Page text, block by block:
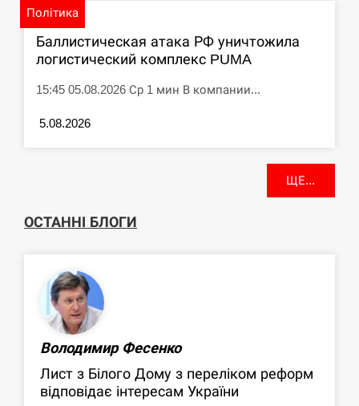
Політика
Баллистическая атака РФ уничтожила
логистический комплекс PUMA
15:45 05.08.2026 Ср 1 мин В компании...
5.08.2026
ЩЕ...
ОСТАННІ БЛОГИ
Володимир Фесенко
Лист з Білого Дому з переліком реформ
відповідає інтересам України